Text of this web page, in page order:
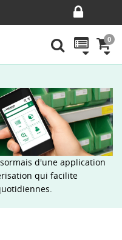
0
d'une application
qui facilite